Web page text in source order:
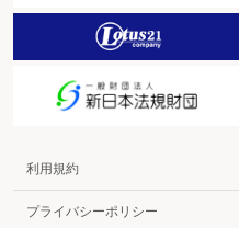
利用規約
プライバシーポリシー